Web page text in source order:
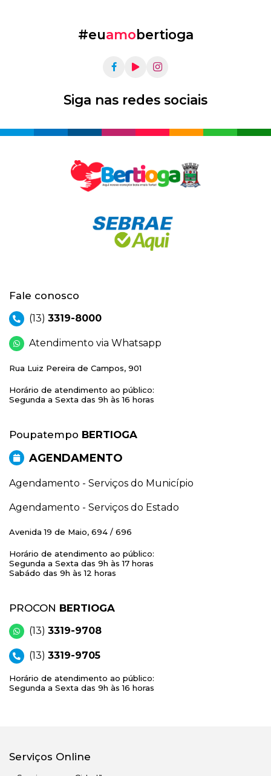
#euamobertioga
Siga nas redes sociais
Fale conosco
(13) 3319-8000
Atendimento via Whatsapp
Rua Luiz Pereira de Campos, 901
Horário de atendimento ao público:
Segunda a Sexta das 9h às 16 horas
Poupatempo BERTIOGA
AGENDAMENTO
Agendamento - Serviços do Município
Agendamento - Serviços do Estado
Avenida 19 de Maio, 694 / 696
Horário de atendimento ao público:
Segunda a Sexta das 9h às 17 horas
Sabádo das 9h às 12 horas
PROCON BERTIOGA
(13) 3319-9708
(13) 3319-9705
Horário de atendimento ao público:
Segunda a Sexta das 9h às 16 horas
Serviços Online